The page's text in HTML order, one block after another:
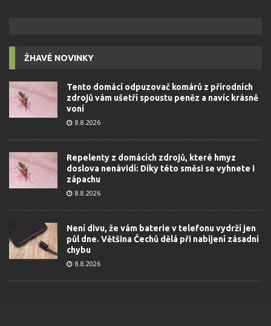
ŽHAVÉ NOVINKY
Tento domácí odpuzovač komárů z přírodních
zdrojů vám ušetří spoustu peněz a navíc krásně
voní
8.8.2026
Repelenty z domácích zdrojů, které hmyz
doslova nenávidí: Díky této směsi se vyhnete i
zápachu
8.8.2026
Není divu, že vám baterie v telefonu vydrží jen
půl dne. Většina Čechů dělá při nabíjení zásadní
chybu
8.8.2026